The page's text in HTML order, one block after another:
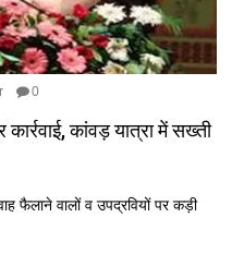
0
कांवड़ यात्रा में सख्ती
फैलाने वालों व उपद्रवियों पर कड़ी